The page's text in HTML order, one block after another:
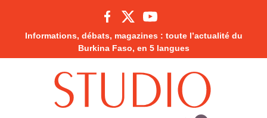
Informations, débats, magazines : toute l’actualité du
Burkina Faso, en 5 langues